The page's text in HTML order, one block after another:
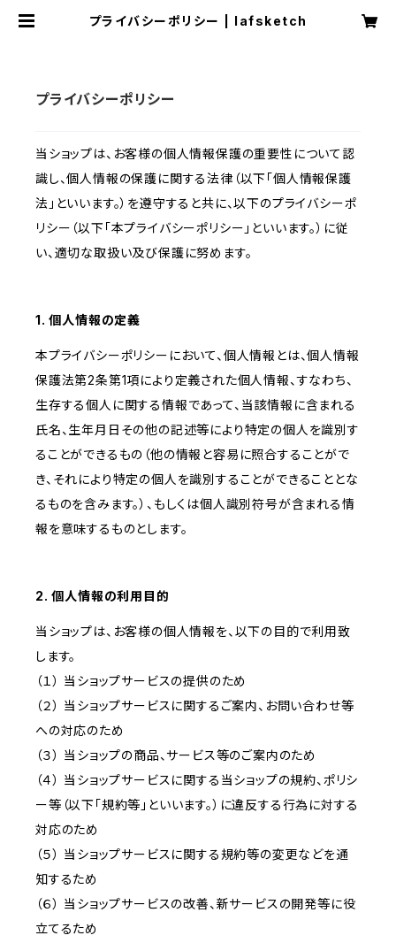
プライバシーポリシー | lafsketch
プライバシーポリシー
当ショップは、お客様の個人情報保護の重要性について認
識し、個人情報の保護に関する法律（以下「個人情報保護
法」といいます。）を遵守すると共に、以下のプライバシーポ
リシー（以下「本プライバシーポリシー」といいます。）に従
い、適切な取扱い及び保護に努めます。
1. 個人情報の定義
本プライバシーポリシーにおいて、個人情報とは、個人情報
保護法第2条第1項により定義された個人情報、すなわち、
生存する個人に関する情報であって、当該情報に含まれる
氏名、生年月日その他の記述等により特定の個人を識別す
ることができるもの（他の情報と容易に照合することがで
き、それにより特定の個人を識別することができることとな
るものを含みます。）、もしくは個人識別符号が含まれる情
報を意味するものとします。
2. 個人情報の利用目的
当ショップは、お客様の個人情報を、以下の目的で利用致
します。
（１） 当ショップサービスの提供のため
（２） 当ショップサービスに関するご案内、お問い合わせ等
への対応のため
（３） 当ショップの商品、サービス等のご案内のため
（４） 当ショップサービスに関する当ショップの規約、ポリシ
ー等（以下「規約等」といいます。）に違反する行為に対する
対応のため
（５） 当ショップサービスに関する規約等の変更などを通
知するため
（６） 当ショップサービスの改善、新サービスの開発等に役
立てるため